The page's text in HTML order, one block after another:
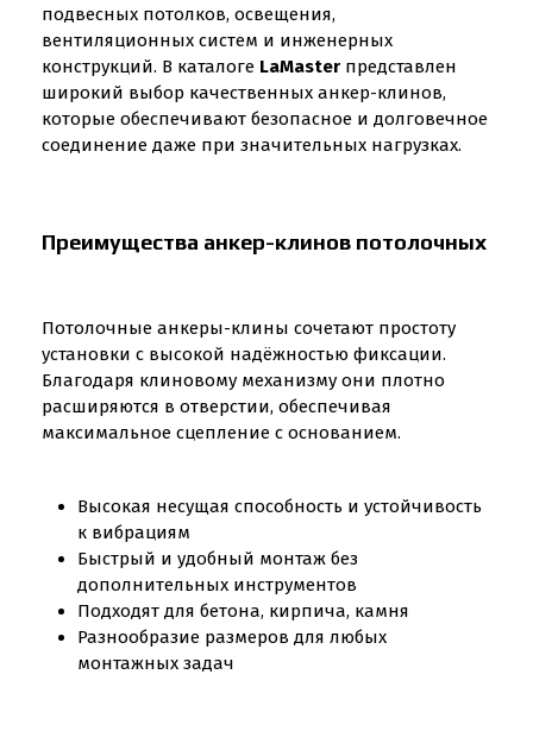
подвесных потолков, освещения,
вентиляционных систем и инженерных
конструкций. В каталоге LaMaster представлен
широкий выбор качественных анкер-клинов,
которые обеспечивают безопасное и долговечное
соединение даже при значительных нагрузках.
Преимущества анкер-клинов потолочных
Потолочные анкеры-клины сочетают простоту
установки с высокой надёжностью фиксации.
Благодаря клиновому механизму они плотно
расширяются в отверстии, обеспечивая
максимальное сцепление с основанием.
Высокая несущая способность и устойчивость
к вибрациям
Быстрый и удобный монтаж без
дополнительных инструментов
Подходят для бетона, кирпича, камня
Разнообразие размеров для любых
монтажных задач